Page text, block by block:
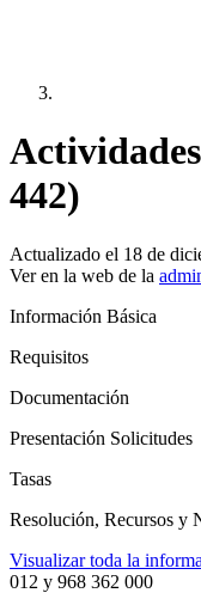
442)
Actualizado el 18 de
Ver en la web de la
Información Básica
Requisitos
Documentación
Presentación Solicitudes
Tasas
Resolución, Recursos y
Visualizar toda la
012 y 968 362 000